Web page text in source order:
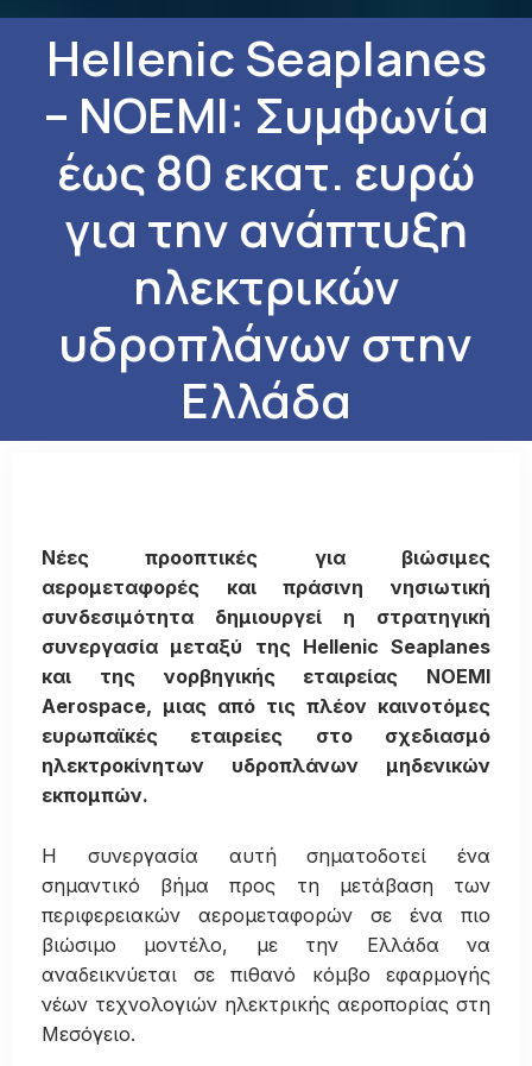
Hellenic Seaplanes
– NOEMI: Συμφωνία
έως 80 εκατ. ευρώ
για την ανάπτυξη
ηλεκτρικών
υδροπλάνων στην
Ελλάδα
Νέες προοπτικές για βιώσιμες
αερομεταφορές και πράσινη νησιωτική
συνδεσιμότητα δημιουργεί η στρατηγική
συνεργασία μεταξύ της Hellenic Seaplanes
και της νορβηγικής εταιρείας NOEMI
Aerospace, μιας από τις πλέον καινοτόμες
ευρωπαϊκές εταιρείες στο σχεδιασμό
ηλεκτροκίνητων υδροπλάνων μηδενικών
εκπομπών.
Η συνεργασία αυτή σηματοδοτεί ένα
σημαντικό βήμα προς τη μετάβαση των
περιφερειακών αερομεταφορών σε ένα πιο
βιώσιμο μοντέλο, με την Ελλάδα να
αναδεικνύεται σε πιθανό κόμβο εφαρμογής
νέων τεχνολογιών ηλεκτρικής αεροπορίας στη
Μεσόγειο.